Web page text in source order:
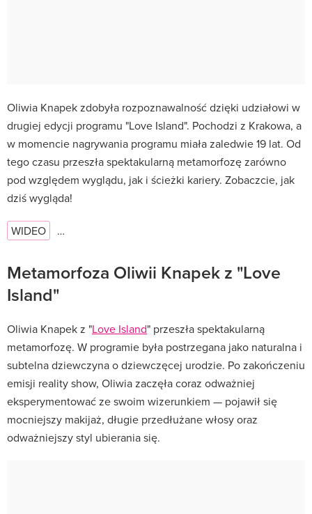
Oliwia Knapek zdobyła rozpoznawalność dzięki udziałowi w
drugiej edycji programu "Love Island". Pochodzi z Krakowa, a
w momencie nagrywania programu miała zaledwie 19 lat. Od
tego czasu przeszła spektakularną metamorfozę zarówno
pod względem wyglądu, jak i ścieżki kariery. Zobaczcie, jak
dziś wygląda!
WIDEO …
Metamorfoza Oliwii Knapek z "Love
Island"
Oliwia Knapek z "Love Island" przeszła spektakularną
metamorfozę. W programie była postrzegana jako naturalna i
subtelna dziewczyna o dziewczęcej urodzie. Po zakończeniu
emisji reality show, Oliwia zaczęła coraz odważniej
eksperymentować ze swoim wizerunkiem — pojawił się
mocniejszy makijaż, długie przedłużane włosy oraz
odważniejszy styl ubierania się.